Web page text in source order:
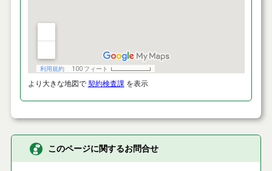
より大きな地図で 契約検査課 を表示
このページに関するお問合せ